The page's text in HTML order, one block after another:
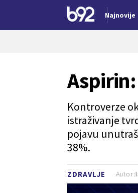
Najnovije
ZDRAVLJE
Kontroverze
istraživanje
pojavu
38%.
Autor: